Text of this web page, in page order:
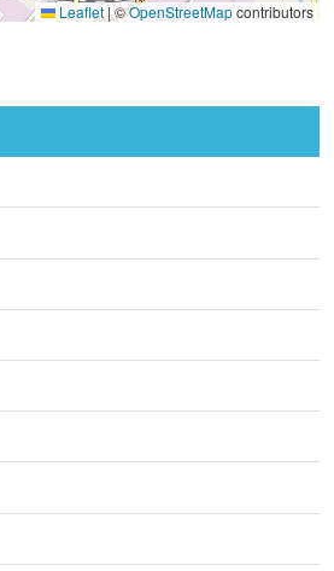
Leaflet|©OpenStreetMapcontributors